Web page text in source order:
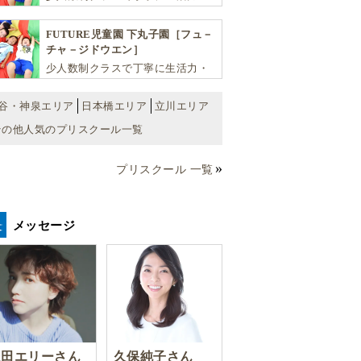
能性を広げます！
FUTURE児童園 下丸子園［フュ－
チャ－ジドウエン］
少人数制クラスで丁寧に生活力・
能性を広げます！
・神泉エリア 日本橋エリア
立川エリア
の他人気のプリスクール一覧
プリスクール 一覧
メッセージ
エリーさん 久保純子さん